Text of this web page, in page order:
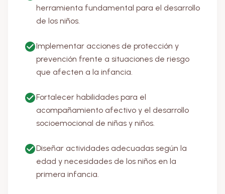
herramienta fundamental para el desarrollo
de los niños.
Implementar acciones de protección y
prevención frente a situaciones de riesgo
que afecten a la infancia.
Fortalecer habilidades para el
acompañamiento afectivo y el desarrollo
socioemocional de niñas y niños.
Diseñar actividades adecuadas según la
edad y necesidades de los niños en la
primera infancia.